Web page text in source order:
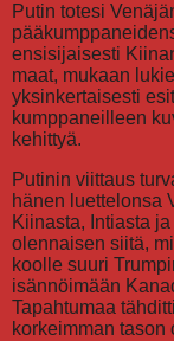
Putin totesi
ensisijaisesti
maat, mukaan
yksinkertaisesti
kumppaneilleen
kehittyä.
Putinin viittaus
hänen luettelonsa
Kiinasta, Intiasta
olennaisen siitä,
koolle suuri
isännöimään
Tapahtumaa
korkeimman tason